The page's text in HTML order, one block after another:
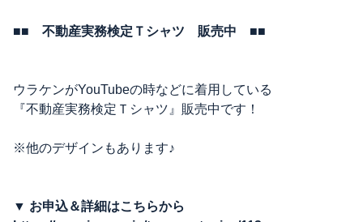
■■ 不動産実務検定Ｔシャツ 販売中 ■■
ウラケンがYouTubeの時などに着用している
『不動産実務検定Ｔシャツ』販売中です！
※他のデザインもあります♪
▼ お申込＆詳細はこちらから